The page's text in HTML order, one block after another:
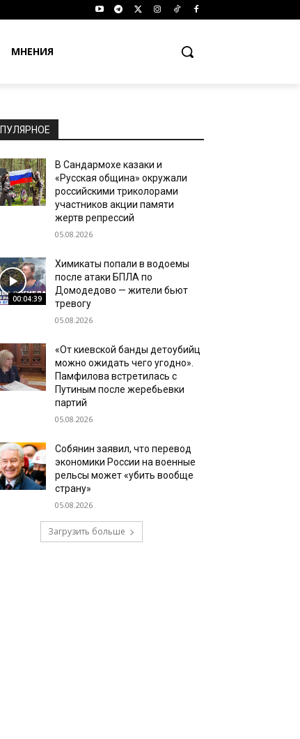
МНЕНИЯ
В Сандармохе казаки и
«Русская община» окружали
российскими триколорами
участников акции памяти
жертв репрессий
05.08.2026
00:04:39
Химикаты попали в водоемы
после атаки БПЛА по
Домодедово — жители бьют
тревогу
05.08.2026
«От киевской банды детоубийц
можно ожидать чего угодно».
Памфилова встретилась с
Путиным после жеребьевки
партий
05.08.2026
Собянин заявил, что перевод
экономики России на военные
рельсы может «убить вообще
страну»
05.08.2026
Загрузить больше